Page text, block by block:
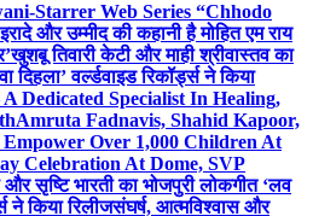
Starrer Web Series “Chhodo
और उम्मीद की कहानी है मोहित एम राय
खुशबू तिवारी केटी और माही श्रीवास्तव का
दिहला’ वर्ल्डवाइड रिकॉर्ड्स ने किया
Dedicated Specialist In Healing,
Amruta Fadnavis, Shahid Kapoor,
Empower Over 1,000 Children At
Celebration At Dome, SVP
और सृष्टि भारती का भोजपुरी लोकगीत ‘लव
ने किया रिलीजसंघर्ष, आत्मविश्वास और